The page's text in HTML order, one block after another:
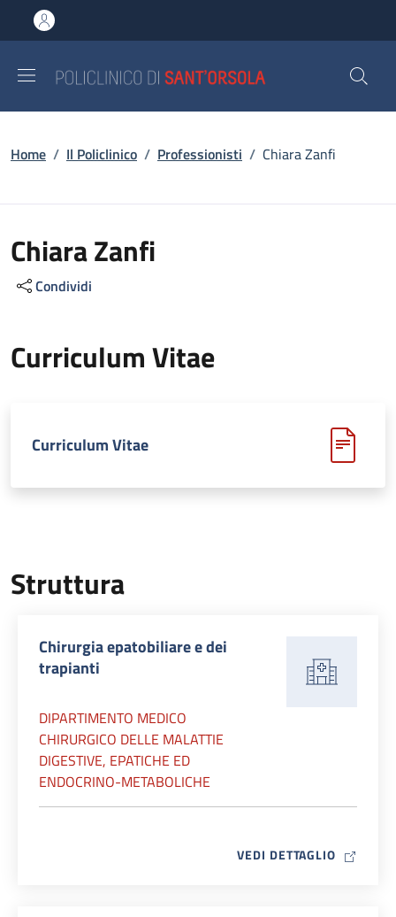
al contenuto principale
to footer content
Briciole di pane
Home / Il Policlinico / Professionisti / Chiara Zanfi
Chiara Zanfi
Condividi
Curriculum Vitae
Curriculum Vitae
Struttura
Chirurgia epatobiliare e dei
trapianti
DIPARTIMENTO MEDICO
CHIRURGICO DELLE MALATTIE
DIGESTIVE, EPATICHE ED
ENDOCRINO-METABOLICHE
VEDI DETTAGLIO MAP ICON